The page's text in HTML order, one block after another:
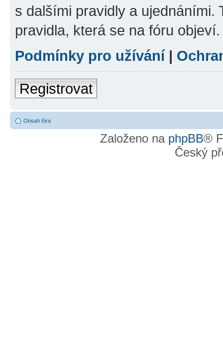
s dalšími pravidly a ujednáními.
pravidla, která se na fóru objeví.
Podmínky pro užívání|
Registrovat
Obsah fóra
Založeno na phpBB®
Český